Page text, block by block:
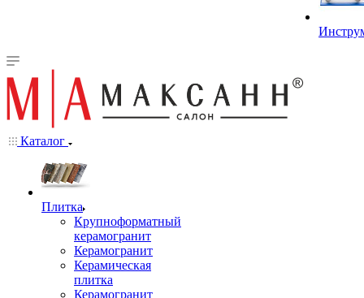
Каталог
Плитка
Крупноформатный
керамогранит
Керамогранит
Керамическая
плитка
Керамогранит